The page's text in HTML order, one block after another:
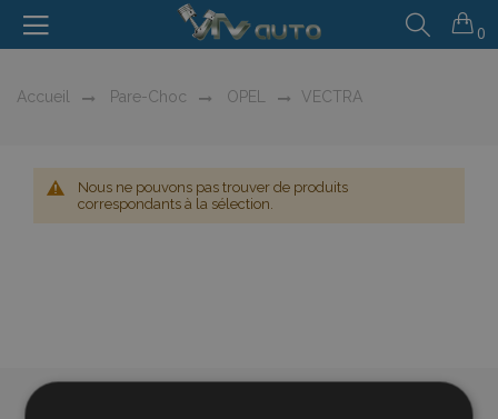
0
Accueil Pare-Choc OPEL VECTRA
Nous ne pouvons pas trouver de produits
correspondants à la sélection.